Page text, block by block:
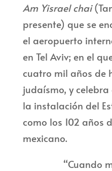
Am Yisrael chai
presente) que se
el aeropuerto
en Tel Aviv; en el
cuatro mil años de
judaísmo, y
la instalación del
como los 102 años
mexicano.
“Cuando me